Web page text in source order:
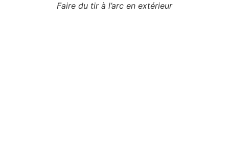
Faire du tir à l’arc en extérieur